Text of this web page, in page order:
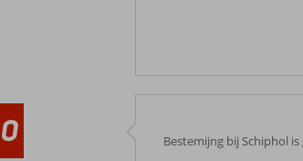
Bestemijng bij Schiphol